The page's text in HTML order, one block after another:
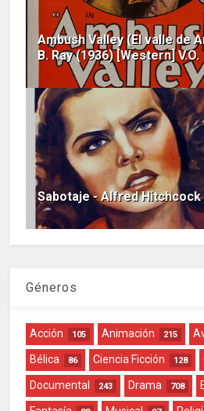
Ambush Valley (El valle de
B. Ray (1936) [Western] V.O.
Sabotaje - Alfred Hitchcock
Géneros
Acción 105 Animación 215
Bélica 86 Ciencia Ficción 128
Documental 243 Drama 708